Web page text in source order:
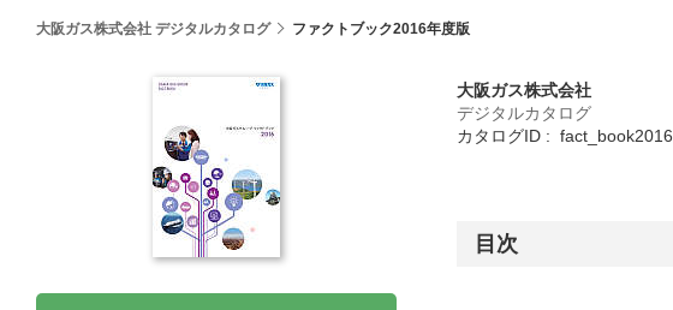
大阪ガス株式会社 デジタルカタログ ファクトブック2016年度版
大阪ガス株式会社
デジタルカタログ
カタログID : fact_book2016
目次